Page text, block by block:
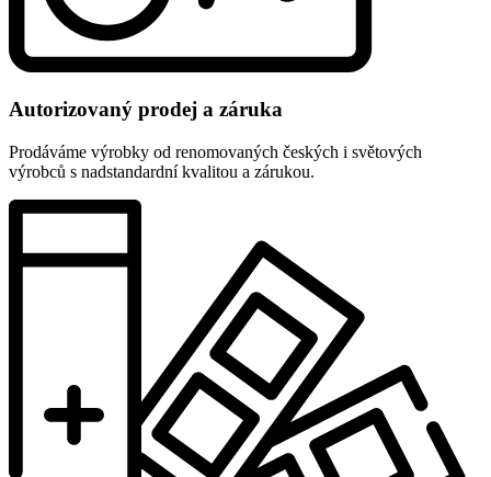
Autorizovaný prodej a záruka
Prodáváme výrobky od renomovaných českých i světových
výrobců s nadstandardní kvalitou a zárukou.